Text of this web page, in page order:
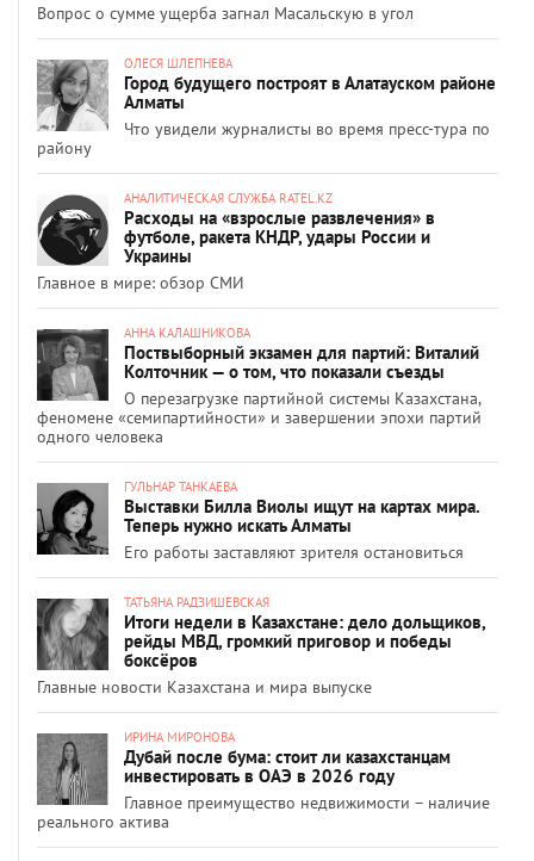
Вопрос о сумме ущерба загнал Масальскую в угол
ОЛЕСЯ ШЛЕПНЕВА
Город будущего построят в Алатауском районе
Алматы
Что увидели журналисты во время пресс-тура по
району
АНАЛИТИЧЕСКАЯ СЛУЖБА RATEL.KZ
Расходы на «взрослые развлечения» в
футболе, ракета КНДР, удары России и
Украины
Главное в мире: обзор СМИ
АННА КАЛАШНИКОВА
Поствыборный экзамен для партий: Виталий
Колточник — о том, что показали съезды
О перезагрузке партийной системы Казахстана,
феномене «семипартийности» и завершении эпохи партий
одного человека
ГУЛЬНАР ТАНКАЕВА
Выставки Билла Виолы ищут на картах мира.
Теперь нужно искать Алматы
Его работы заставляют зрителя остановиться
ТАТЬЯНА РАДЗИШЕВСКАЯ
Итоги недели в Казахстане: дело дольщиков,
рейды МВД, громкий приговор и победы
боксёров
Главные новости Казахстана и мира выпуске
ИРИНА МИРОНОВА
Дубай после бума: стоит ли казахстанцам
инвестировать в ОАЭ в 2026 году
Главное преимущество недвижимости – наличие
реального актива